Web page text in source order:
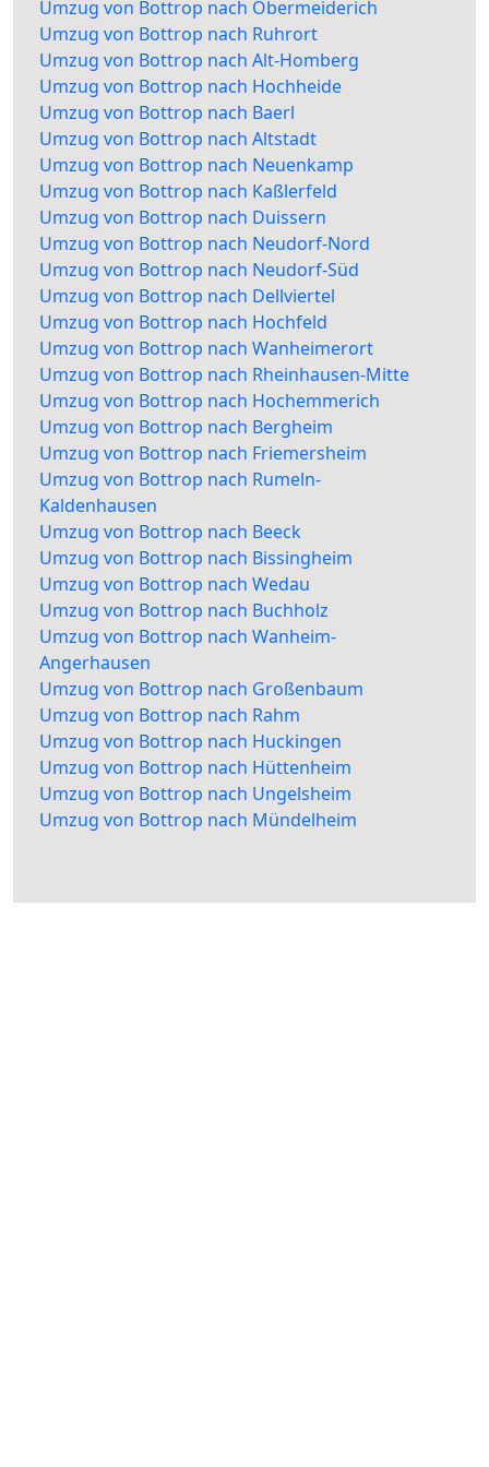
Umzug von Bottrop nach Obermeiderich
Umzug von Bottrop nach Ruhrort
Umzug von Bottrop nach Alt-Homberg
Umzug von Bottrop nach Hochheide
Umzug von Bottrop nach Baerl
Umzug von Bottrop nach Altstadt
Umzug von Bottrop nach Neuenkamp
Umzug von Bottrop nach Kaßlerfeld
Umzug von Bottrop nach Duissern
Umzug von Bottrop nach Neudorf-Nord
Umzug von Bottrop nach Neudorf-Süd
Umzug von Bottrop nach Dellviertel
Umzug von Bottrop nach Hochfeld
Umzug von Bottrop nach Wanheimerort
Umzug von Bottrop nach Rheinhausen-Mitte
Umzug von Bottrop nach Hochemmerich
Umzug von Bottrop nach Bergheim
Umzug von Bottrop nach Friemersheim
Umzug von Bottrop nach Rumeln-
Kaldenhausen
Umzug von Bottrop nach Beeck
Umzug von Bottrop nach Bissingheim
Umzug von Bottrop nach Wedau
Umzug von Bottrop nach Buchholz
Umzug von Bottrop nach Wanheim-
Angerhausen
Umzug von Bottrop nach Großenbaum
Umzug von Bottrop nach Rahm
Umzug von Bottrop nach Huckingen
Umzug von Bottrop nach Hüttenheim
Umzug von Bottrop nach Ungelsheim
Umzug von Bottrop nach Mündelheim